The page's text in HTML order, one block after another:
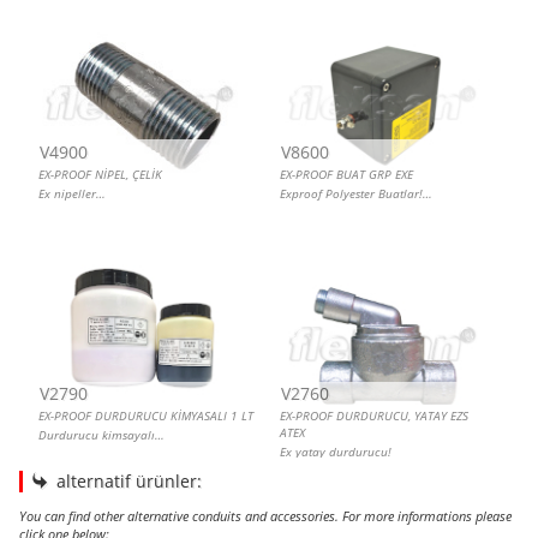
V4900
EX-PROOF NİPEL, ÇELİK
Ex nipeller…
V8600
EX-PROOF BUAT GRP EXE
Exproof Polyester Buatlar!…
V2790
EX-PROOF DURDURUCU KİMYASALI 1 LT
Durdurucu kimsayalı…
V2760
EX-PROOF DURDURUCU, YATAY EZS
ATEX
Ex yatay durdurucu!
alternatif ürünler:
You can find other alternative conduits and accessories. For more informations please
click one below: